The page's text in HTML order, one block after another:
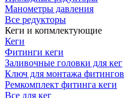
Манометры давления
Все редукторы
Кеги и копмлектующие
Кеги
Фитинги кеги
Заливочные головки для кег
Ключ для монтажа фитингов
Ремкомплект фитинга кеги
Все для кег